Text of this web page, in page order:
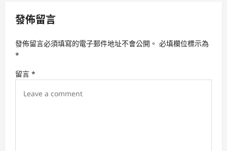
g
a
t
i
發佈留言
發佈留言必須填寫的電子郵件地址不會公開。 必填欄位標示為
*
留言 *